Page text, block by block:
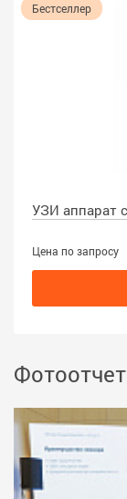
Бестселлер
УЗИ аппарат
Цена по запросу